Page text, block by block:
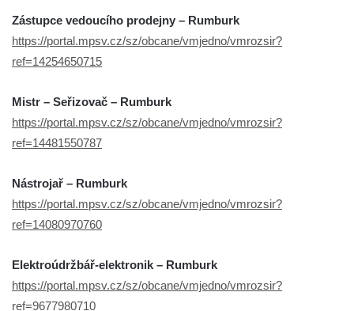
Zástupce vedoucího prodejny – Rumburk
https://portal.mpsv.cz/sz/obcane/vmjedno/vmrozsir?
ref=14254650715
Mistr – Seřizovač – Rumburk
https://portal.mpsv.cz/sz/obcane/vmjedno/vmrozsir?
ref=14481550787
Nástrojař – Rumburk
https://portal.mpsv.cz/sz/obcane/vmjedno/vmrozsir?
ref=14080970760
Elektroúdržbář-elektronik – Rumburk
https://portal.mpsv.cz/sz/obcane/vmjedno/vmrozsir?
ref=9677980710